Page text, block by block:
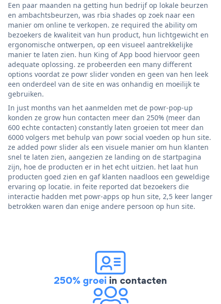
Een paar maanden na getting hun bedrijf op lokale beurzen
en ambachtsbeurzen, was rbia shades op zoek naar een
manier om online te verkopen. ze required the ability om
bezoekers de kwaliteit van hun product, hun lichtgewicht en
ergonomische ontwerpen, op een visueel aantrekkelijke
manier te laten zien. hun King of App bood hiervoor geen
adequate oplossing. ze probeerden een many different
options voordat ze powr slider vonden en geen van hen leek
een onderdeel van de site en was onhandig en moeilijk te
gebruiken.
In just months van het aanmelden met de powr-pop-up
konden ze grow hun contacten meer dan 250% (meer dan
600 echte contacten) constantly laten groeien tot meer dan
6000 volgers met behulp van powr social voeden op hun site.
ze added powr slider als een visuele manier om hun klanten
snel te laten zien, aangezien ze landing on de startpagina
zijn, hoe de producten er in het echt uitzien. het laat hun
producten goed zien en gaf klanten naadloos een geweldige
ervaring op locatie. in feite reported dat bezoekers die
interactie hadden met powr-apps op hun site, 2,5 keer langer
betrokken waren dan enige andere persoon op hun site.
250% groei in contacten